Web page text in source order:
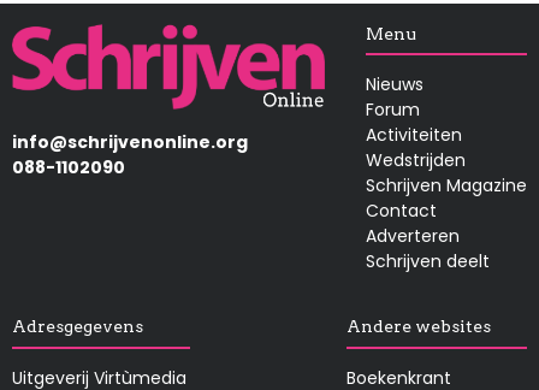
Afbeelding
info@schrijvenonline.org
088-1102090
Menu
Nieuws
Forum
Activiteiten
Wedstrijden
Schrijven Magazine
Contact
Adverteren
Schrijven deelt
Adresgegevens
Uitgeverij Virtùmedia
Andere websites
Boekenkrant